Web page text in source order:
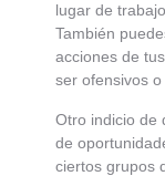
lugar de
También
acciones de
ser ofensivos o
Otro indicio de
de
ciertos grupos